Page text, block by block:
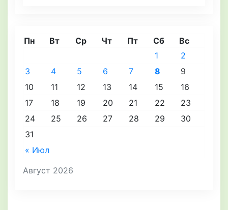
Август 2026
Пн Вт Ср Чт Пт Сб Вс
« Июл
1
2
3
4 5 6 7 8
9
10
11 12 13 14 15
16
17
18 19 20 21 22
23
24
25 26 27 28 29
30
31